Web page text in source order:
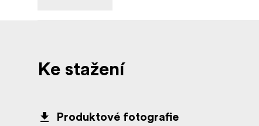
Ke stažení
Produktové fotografie